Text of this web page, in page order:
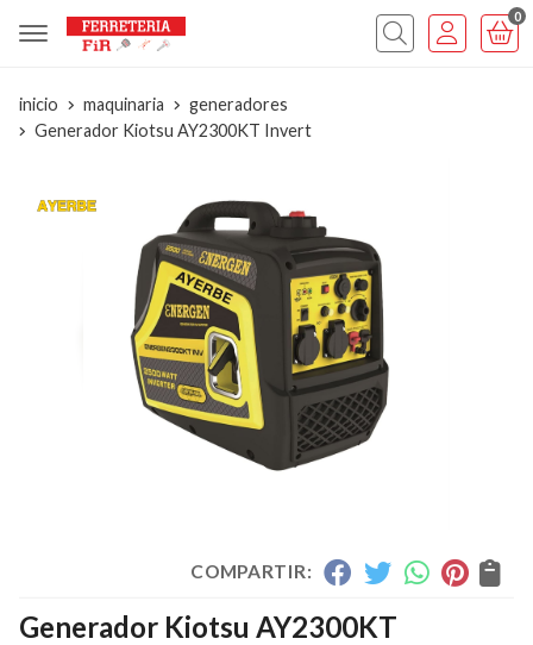
0
inicio maquinaria
generadores
Generador Kiotsu AY2300KT Invert
COMPARTIR:
Generador Kiotsu AY2300KT